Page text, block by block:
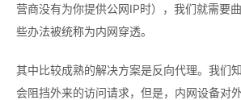
营商没有为你提供公网IP时），我们就需要
些办法被统称为内网穿透。
其中比较成熟的解决方案是反向代理。我们
会阻挡外来的访问请求，但是，内网设备对